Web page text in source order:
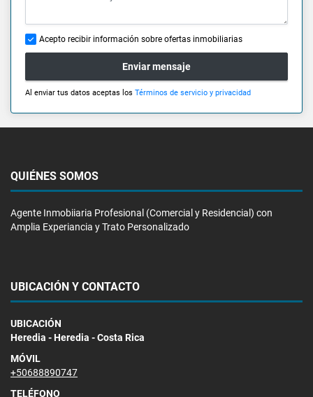
Acepto recibir información sobre ofertas inmobiliarias
Enviar mensaje
Al enviar tus datos aceptas los Términos de servicio y privacidad
QUIÉNES SOMOS
Agente Inmobiiaria Profesional (Comercial y Residencial) con
Amplia Experiancia y Trato Personalizado
UBICACIÓN Y CONTACTO
UBICACIÓN
Heredia - Heredia - Costa Rica
MÓVIL
+50688890747
TELÉFONO